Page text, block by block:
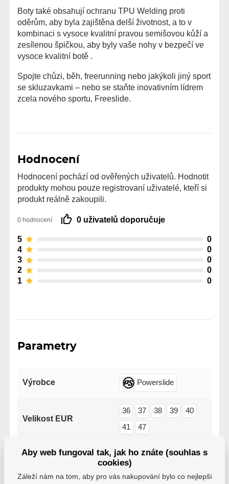
Boty také obsahují ochranu TPU Welding proti
oděrům, aby byla zajištěna delší životnost, a to v
kombinaci s vysoce kvalitní pravou semišovou kůží a
zesílenou špičkou, aby byly vaše nohy v bezpečí ve
vysoce kvalitní botě .
Spojte chůzi, běh, freerunning nebo jakýkoli jiný sport
se skluzavkami – nebo se staňte inovativním lídrem
zcela nového sportu, Freeslide.
Hodnocení
Hodnocení pochází od ověřených uživatelů. Hodnotit
produkty mohou pouze registrovaní uživatelé, kteří si
produkt reálně zakoupili.
0 hodnocení 0 uživatelů doporučuje
5
0
4
0
3
0
2
0
1
0
Parametry
Výrobce Powerslide
Velikost EUR
36 37 38 39
40
41
47
Aby web fungoval tak, jak ho znáte (souhlas s
cookies)
Záleží nám na tom, aby pro vás nakupování bylo co nejlepší